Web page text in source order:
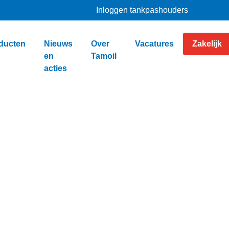
Inloggen tankpashouders
Nieuws
en
acties
Over
Tamoil
Vacatures Zakelijk